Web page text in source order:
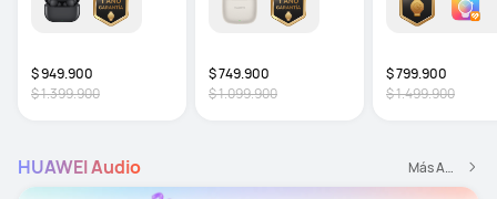
$ 949.900
$ 1.399.900
$ 749.900
$ 1.099.900
$ 799.900
$ 1.499.900
HUAWEI Audio Más Audio